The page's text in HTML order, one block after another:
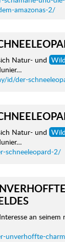
amazonas-2/
Natur- und Wild
id/der-
Natur- und Wild
schneeleopard-2/
an seinem
unverhoffte-